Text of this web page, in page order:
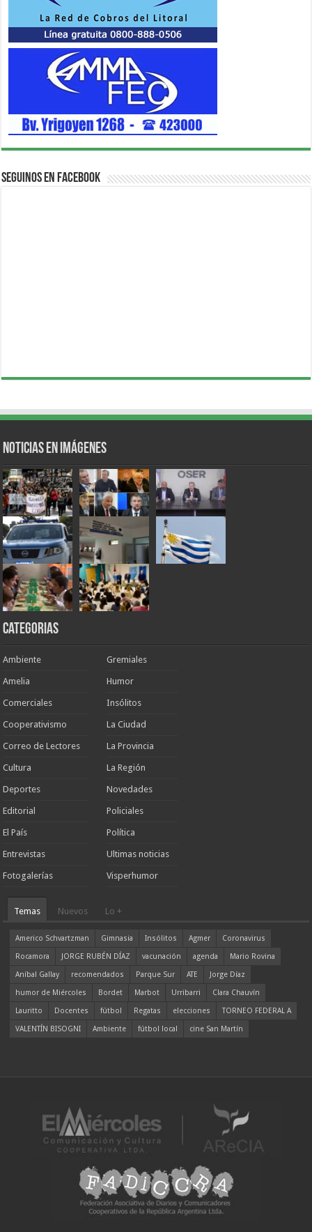
Seguinos en Facebook
Noticias en Imágenes
Categorias
Ambiente
Amelia
Comerciales
Cooperativismo
Correo de Lectores
Cultura
Deportes
Editorial
El País
Entrevistas
Fotogalerías
Gremiales
Humor
Insólitos
La Ciudad
La Provincia
La Región
Novedades
Policiales
Política
Ultimas noticias
Visperhumor
Temas Nuevos Lo +
Americo Schvartzman Gimnasia Insólitos Agmer
Coronavirus
Rocamora
JORGE RUBÉN DÍAZ vacunación agenda
Mario Rovina
Aníbal Gallay
recomendados Parque Sur ATE
Jorge Díaz
humor de Miércoles
Bordet Marbot Urribarri
Clara Chauvín
Lauritto
Docentes fútbol Regatas elecciones
TORNEO FEDERAL A
VALENTÍN BISOGNI
Ambiente fútbol local cine San Martín